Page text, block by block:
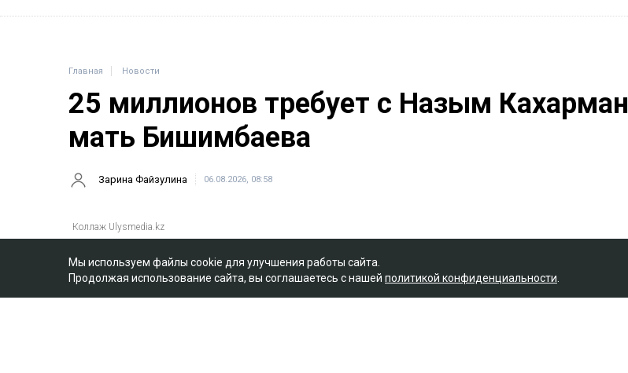
Главная Новости
25 миллионов требует с Назым Кахарман
мать Бишимбаева
Зарина Файзулина 06.08.2026, 08:58
Мы используем файлы cookie для улучшения работы сайта.
Продолжая использование сайта, вы соглашаетесь с нашей политикой конфиденциальности